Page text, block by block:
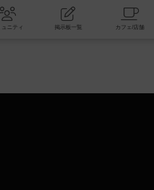
会 コミュニティ 掲示板一覧